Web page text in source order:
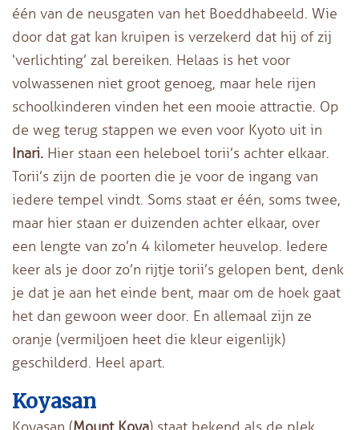
één van de neusgaten van het Boeddhabeeld. Wie
door dat gat kan kruipen is verzekerd dat hij of zij
‘verlichting’ zal bereiken. Helaas is het voor
volwassenen niet groot genoeg, maar hele rijen
schoolkinderen vinden het een mooie attractie. Op
de weg terug stappen we even voor Kyoto uit in
Inari. Hier staan een heleboel torii’s achter elkaar.
Torii’s zijn de poorten die je voor de ingang van
iedere tempel vindt. Soms staat er één, soms twee,
maar hier staan er duizenden achter elkaar, over
een lengte van zo’n 4 kilometer heuvelop. Iedere
keer als je door zo’n rijtje torii’s gelopen bent, denk
je dat je aan het einde bent, maar om de hoek gaat
het dan gewoon weer door. En allemaal zijn ze
oranje (vermiljoen heet die kleur eigenlijk)
geschilderd. Heel apart.
Koyasan